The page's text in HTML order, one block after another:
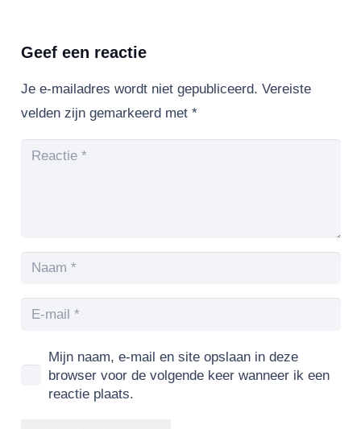
Geef een reactie
Je e-mailadres wordt niet gepubliceerd. Vereiste
velden zijn gemarkeerd met *
Mijn naam, e-mail en site opslaan in deze
browser voor de volgende keer wanneer ik een
reactie plaats.